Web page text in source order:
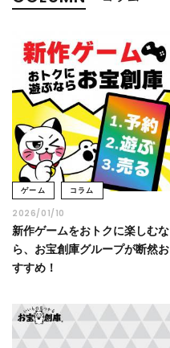
ゲーム コラム
2026/01/10
新作ゲームをおトクに楽しむな
ら、お宝創庫グループが断然お
すすめ！